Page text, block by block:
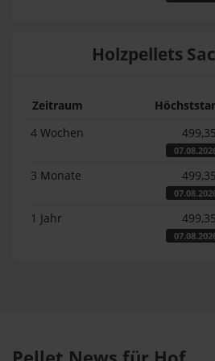
Holzpellets
Zeitraum
4 Wochen
3 Monate
1 Jahr